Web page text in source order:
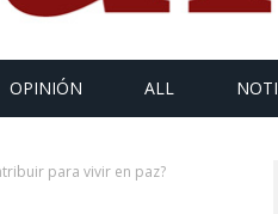
OPINIÓN ALL
para vivir en paz?